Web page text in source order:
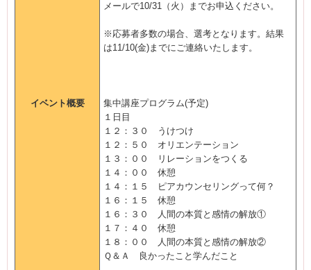
イベント概要
メールで10/31（火）までお申込ください。
※応募者多数の場合、選考となります。結果
は11/10(金)までにご連絡いたします。
集中講座プログラム(予定)
１日目
１２：３０ うけつけ
１２：５０ オリエンテーション
１３：００ リレーションをつくる
１４：００ 休憩
１４：１５ ピアカウンセリングって何？
１６：１５ 休憩
１６：３０ 人間の本質と感情の解放①
１７：４０ 休憩
１８：００ 人間の本質と感情の解放②
Ｑ＆Ａ 良かったこと学んだこと